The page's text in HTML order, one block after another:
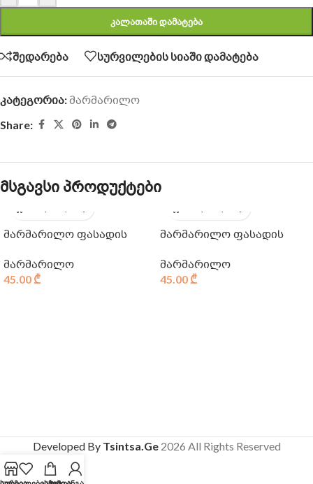
ᲙᲐᲚᲐᲗᲐᲨᲘ ᲓᲐᲛᲐᲢᲔᲑᲐ
შედარება სურვილების სიაში დამატება
კატეგორია:მარმარილო
Share:
მსგავსი პროდუქტები
მარმარილო ფასადის
მარმარილო
45.00 ₾
მარმარილო ფასადის
მარმარილო
45.00 ₾
Developed By Tsintsa.Ge 2026 All Rights Reserved